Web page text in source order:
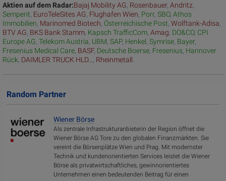
Aktien auf dem Radar:Bajaj Mobility AG, Rosenbauer, Andritz,
Semperit, EuroTeleSites AG, Flughafen Wien, Porr, SBO, Athos
Immobilien, Marinomed Biotech, Österreichische Post, Wolftank-Adisa,
BTV AG, BKS Bank Stamm, Kapsch TrafficCom, Amag, DO&CO, CPI
Europe AG, Telekom Austria, UBM, SAP, Henkel, Symrise, Bayer,
Fresenius Medical Care, BASF, Deutsche Boerse, Fresenius, Hannover
Rück, DAIMLER TRUCK HLD... , Rheinmetall
Random Partner
Wiener Börse
Als zentrale Infrastrukturanbieterin der Region öffnet die
Wiener Börse AG Tore zu den globalen Finanzmärkten. Sie
vereint die Börsenplätze Wien und Prag. Mit modernster
Technik und kundenorientierten Services leistet die Wiener
Börse als privatwirtschaftliches, gewinnorientiertes
Unternehmen einen bedeutenden Beitrag für einen